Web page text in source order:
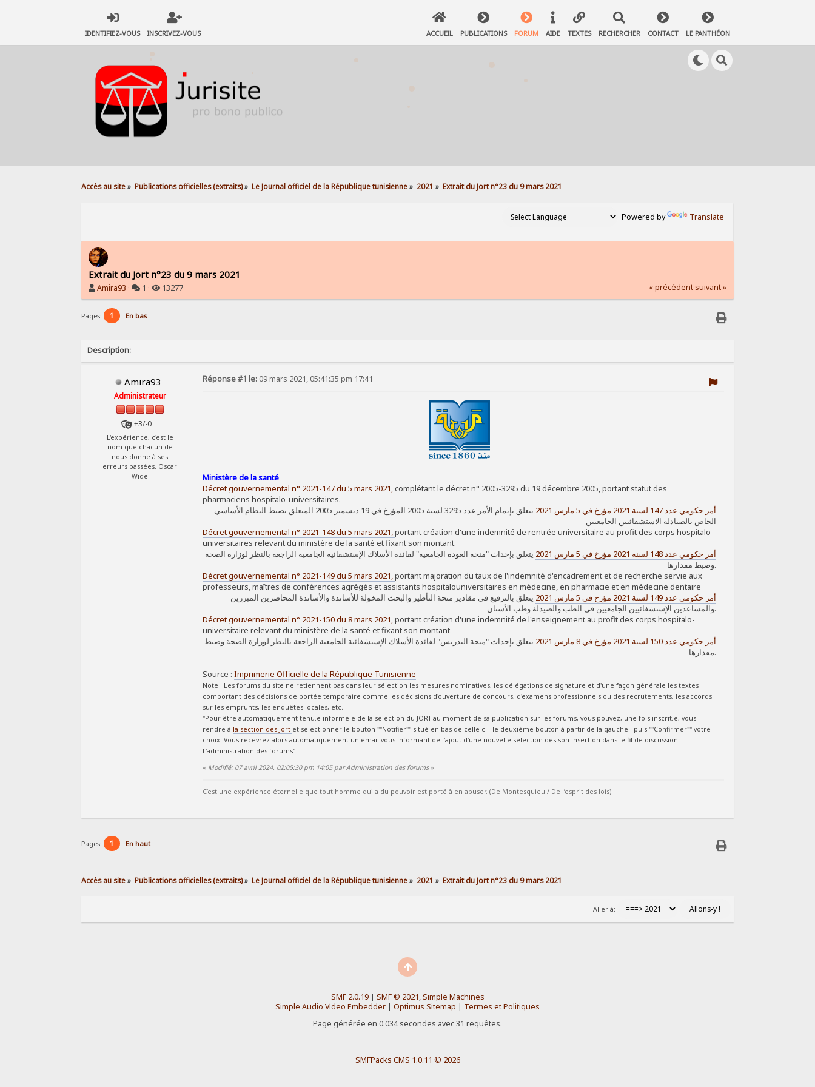
IDENTIFIEZ-VOUS INSCRIVEZ-VOUS ACCUEIL PUBLICATIONS FORUM AIDE TEXTES RECHERCHER CONTACT LE PANTHÉON
Accès au site» Publications officielles (extraits)» Le Journal officiel de la République tunisienne» 2021 » Extrait du Jort n°23 du 9 mars 2021
Powered by Translate
Extrait du Jort n°23 du 9 mars 2021
Amira93 · 1 · 13277 « précédent suivant »
Pages: 1 En bas
Description:
Amira93
Administrateur
+3/-0
L'expérience, c'est le
nom que chacun de
nous donne à ses
erreurs passées. Oscar
Wide
Réponse #1 le: 09 mars 2021, 05:41:35 pm 17:41
Ministère de la santé
Décret gouvernemental n° 2021-147 du 5 mars 2021,complétant le décret n° 2005-3295 du 19 décembre 2005, portant statut des
pharmaciens hospitalo-universitaires.
أمر حكومي عدد 147 لسنة 2021 مؤرخ في 5 مارس 2021
يتعلق بإتمام الأمر عدد 3295 لسنة 2005 المؤرخ في 19 ديسمبر 2005 المتعلق بضبط النظام الأساسي
الخاص بالصيادلة الاستشفائيين الجامعيين
Décret gouvernemental n° 2021-148 du 5 mars 2021,portant création d'une indemnité de rentrée universitaire au profit des corps hospitalo-
universitaires relevant du ministère de la santé et fixant son montant.
أمر حكومي عدد 148 لسنة 2021 مؤرخ في 5 مارس 2021
يتعلق بإحداث "منحة العودة الجامعية" لفائدة الأسلاك الإستشفائية الجامعية الراجعة بالنظر لوزارة الصحة
وضبط مقدارها.
Décret gouvernemental n° 2021-149 du 5 mars 2021,portant majoration du taux de l'indemnité d'encadrement et de recherche servie aux
professeurs, maîtres de conférences agrégés et assistants hospitalouniversitaires en médecine, en pharmacie et en médecine dentaire
أمر حكومي عدد 149 لسنة 2021 مؤرخ في 5 مارس 2021
يتعلق بالترفيع في مقادير منحة التأطير والبحث المخولة للأساتذة والأساتذة المحاضرين المبرزين
والمساعدين الإستشفائيين الجامعيين في الطب والصيدلة وطب الأسنان.
Décret gouvernemental n° 2021-150 du 8 mars 2021,portant création d'une indemnité de l'enseignement au profit des corps hospitalo-
universitaire relevant du ministère de la santé et fixant son montant
أمر حكومي عدد 150 لسنة 2021 مؤرخ في 8 مارس 2021
يتعلق بإحداث "منحة التدريس" لفائدة الأسلاك الإستشفائية الجامعية الراجعة بالنظر لوزارة الصحة وضبط
مقدارها.
Source :Imprimerie Officielle de la République Tunisienne
Note : Les forums du site ne retiennent pas dans leur sélection les mesures nominatives, les délégations de signature et d'une façon générale les textes
comportant des décisions de portée temporaire comme les décisions d'ouverture de concours, d'examens professionnels ou des recrutements, les accords
sur les emprunts, les enquêtes locales, etc.
"Pour être automatiquement tenu.e informé.e de la sélection du JORT au moment de sa publication sur les forums, vous pouvez, une fois inscrit.e, vous
rendre à la section des Jort et sélectionner le bouton ""Notifier"" situé en bas de celle-ci - le deuxième bouton à partir de la gauche - puis ""Confirmer"" votre
choix. Vous recevrez alors automatiquement un émail vous informant de l'ajout d'une nouvelle sélection dés son insertion dans le fil de discussion.
L'administration des forums"
« Modifié: 07 avril 2024, 02:05:30 pm 14:05 par Administration des forums»
C’est une expérience éternelle que tout homme qui a du pouvoir est porté à en abuser. (De Montesquieu / De l’esprit des lois)
Pages: 1 En haut
Accès au site» Publications officielles (extraits)» Le Journal officiel de la République tunisienne» 2021 » Extrait du Jort n°23 du 9 mars 2021
Aller à:
SMF 2.0.19| SMF © 2021,Simple Machines
Simple Audio Video Embedder | Optimus Sitemap | Termes et Politiques
Page générée en 0.034 secondes avec 31 requêtes.
SMFPacks CMS 1.0.11 © 2026